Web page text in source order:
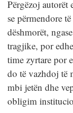
Përgëzoj
se përmendore
dëshmorët,
tragjike, por
time zyrtare por
do të vazhdoj të
mbi jetën dhe
obligim